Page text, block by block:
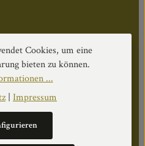
Cookies, um eine
bieten zu können.
...
| Impressum